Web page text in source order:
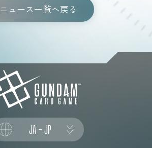
ニュース一覧へ戻る
JA - JP